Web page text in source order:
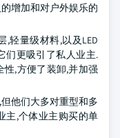
增加和对户外娱乐的
,轻量级材料,以及LED
们更吸引了私人业主.
,方便了装卸,并加强
他们大多对重型和多
主,个体业主购买的单